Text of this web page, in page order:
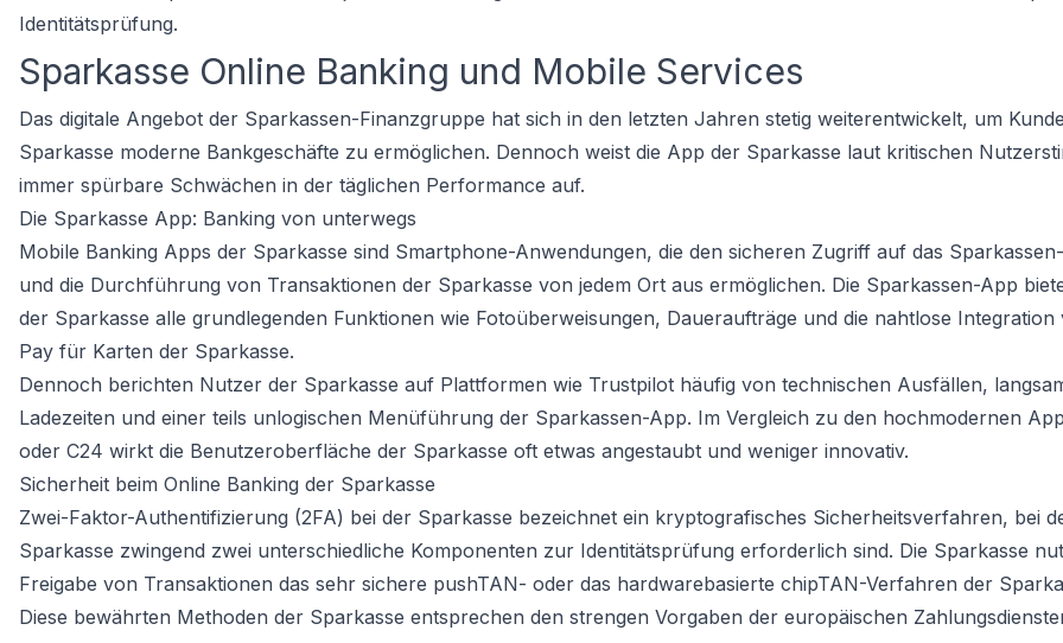
Identitätsprüfung.
Sparkasse Online Banking und Mobile Services
Das digitale Angebot der Sparkassen-Finanzgruppe hat sich in den letzten Jahren stetig weiterentwickelt, um
Sparkasse moderne Bankgeschäfte zu ermöglichen. Dennoch weist die App der Sparkasse laut kritischen
immer spürbare Schwächen in der täglichen Performance auf.
Die Sparkasse App: Banking von unterwegs
Mobile Banking Apps der Sparkasse sind Smartphone-Anwendungen, die den sicheren Zugriff auf das
und die Durchführung von Transaktionen der Sparkasse von jedem Ort aus ermöglichen. Die Sparkassen-App
der Sparkasse alle grundlegenden Funktionen wie Fotoüberweisungen, Daueraufträge und die nahtlose Integration
Pay für Karten der Sparkasse.
Dennoch berichten Nutzer der Sparkasse auf Plattformen wie Trustpilot häufig von technischen Ausfällen,
Ladezeiten und einer teils unlogischen Menüführung der Sparkassen-App. Im Vergleich zu den hochmodernen
oder C24 wirkt die Benutzeroberfläche der Sparkasse oft etwas angestaubt und weniger innovativ.
Sicherheit beim Online Banking der Sparkasse
Zwei-Faktor-Authentifizierung (2FA) bei der Sparkasse bezeichnet ein kryptografisches Sicherheitsverfahren, bei
Sparkasse zwingend zwei unterschiedliche Komponenten zur Identitätsprüfung erforderlich sind. Die Sparkasse
Freigabe von Transaktionen das sehr sichere pushTAN- oder das hardwarebasierte chipTAN-Verfahren der
Diese bewährten Methoden der Sparkasse entsprechen den strengen Vorgaben der europäischen